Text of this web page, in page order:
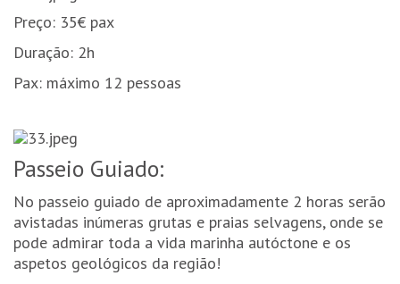
Preço: 35€ pax
Duração: 2h
Pax: máximo 12 pessoas
Passeio Guiado:
No passeio guiado de aproximadamente 2 horas serão
avistadas inúmeras grutas e praias selvagens, onde se
pode admirar toda a vida marinha autóctone e os
aspetos geológicos da região!